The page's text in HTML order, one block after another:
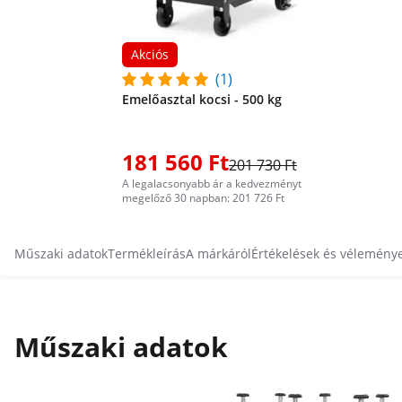
Akciós
(1)
Emelőasztal kocsi - 500 kg
181 560 Ft201 730 Ft
A legalacsonyabb ár a kedvezményt
megelőző 30 napban: 201 726 Ft
Műszaki adatokTermékleírásA márkárólÉrtékelések és
Műszaki adatok